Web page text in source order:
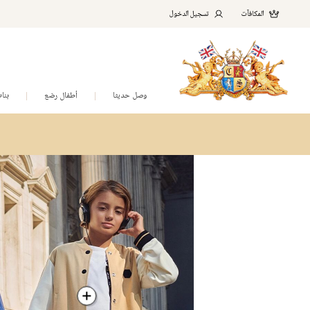
المكافآت تسجيل الدخول
وصل حديثا أطفال رضع